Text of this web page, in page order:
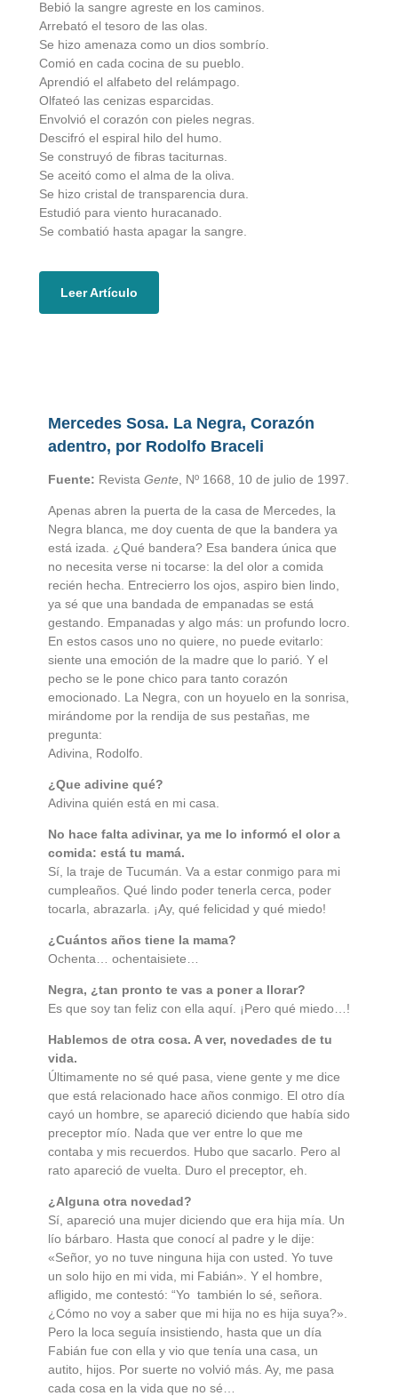
Bebió la sangre agreste en los caminos.
Arrebató el tesoro de las olas.
Se hizo amenaza como un dios sombrío.
Comió en cada cocina de su pueblo.
Aprendió el alfabeto del relámpago.
Olfateó las cenizas esparcidas.
Envolvió el corazón con pieles negras.
Descifró el espiral hilo del humo.
Se construyó de fibras taciturnas.
Se aceitó como el alma de la oliva.
Se hizo cristal de transparencia dura.
Estudió para viento huracanado.
Se combatió hasta apagar la sangre.
Leer Artículo
Mercedes Sosa. La Negra, Corazón
adentro, por Rodolfo Braceli
Fuente: Revista Gente , Nº 1668, 10 de julio de 1997.
Apenas abren la puerta de la casa de Mercedes, la
Negra blanca, me doy cuenta de que la bandera ya
está izada. ¿Qué bandera? Esa bandera única que
no necesita verse ni tocarse: la del olor a comida
recién hecha. Entrecierro los ojos, aspiro bien lindo,
ya sé que una bandada de empanadas se está
gestando. Empanadas y algo más: un profundo locro.
En estos casos uno no quiere, no puede evitarlo:
siente una emoción de la madre que lo parió. Y el
pecho se le pone chico para tanto corazón
emocionado. La Negra, con un hoyuelo en la sonrisa,
mirándome por la rendija de sus pestañas, me
pregunta:
Adivina, Rodolfo.
¿Que adivine qué?
Adivina quién está en mi casa.
No hace falta adivinar, ya me lo informó el olor a
comida: está tu mamá.
Sí, la traje de Tucumán. Va a estar conmigo para mi
cumpleaños. Qué lindo poder tenerla cerca, poder
tocarla, abrazarla. ¡Ay, qué felicidad y qué miedo!
¿Cuántos años tiene la mama?
Ochenta… ochentaisiete…
Negra, ¿tan pronto te vas a poner a llorar?
Es que soy tan feliz con ella aquí. ¡Pero qué miedo…!
Hablemos de otra cosa. A ver, novedades de tu
vida.
Últimamente no sé qué pasa, viene gente y me dice
que está relacionado hace años conmigo. El otro día
cayó un hombre, se apareció diciendo que había sido
preceptor mío. Nada que ver entre lo que me
contaba y mis recuerdos. Hubo que sacarlo. Pero al
rato apareció de vuelta. Duro el preceptor, eh.
¿Alguna otra novedad?
Sí, apareció una mujer diciendo que era hija mía. Un
lío bárbaro. Hasta que conocí al padre y le dije:
«Señor, yo no tuve ninguna hija con usted. Yo tuve
un solo hijo en mi vida, mi Fabián». Y el hombre,
afligido, me contestó: “Yo también lo sé, señora.
¿Cómo no voy a saber que mi hija no es hija suya?».
Pero la loca seguía insistiendo, hasta que un día
Fabián fue con ella y vio que tenía una casa, un
autito, hijos. Por suerte no volvió más. Ay, me pasa
cada cosa en la vida que no sé…